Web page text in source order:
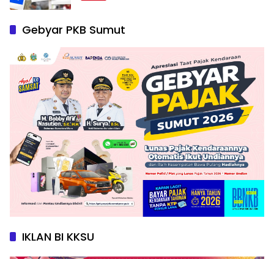
Gebyar PKB Sumut
IKLAN BI KKSU